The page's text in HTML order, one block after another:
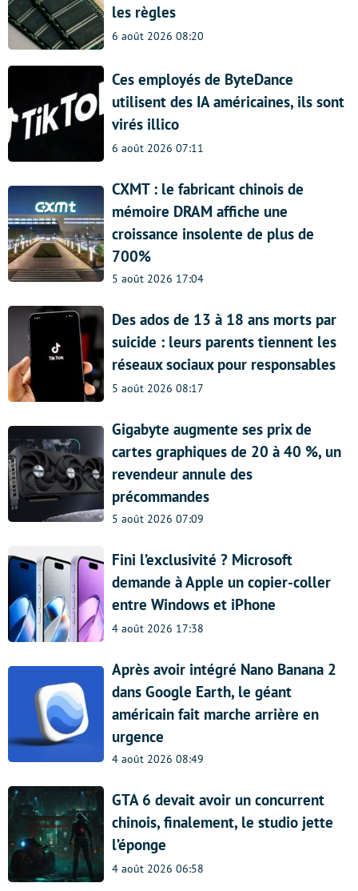
les règles
6 août 2026 08:20
Ces employés de ByteDance
utilisent des IA américaines, ils sont
virés illico
6 août 2026 07:11
CXMT : le fabricant chinois de
mémoire DRAM affiche une
croissance insolente de plus de
700%
5 août 2026 17:04
Des ados de 13 à 18 ans morts par
suicide : leurs parents tiennent les
réseaux sociaux pour responsables
5 août 2026 08:17
Gigabyte augmente ses prix de
cartes graphiques de 20 à 40 %, un
revendeur annule des
précommandes
5 août 2026 07:09
Fini l’exclusivité ? Microsoft
demande à Apple un copier-coller
entre Windows et iPhone
4 août 2026 17:38
Après avoir intégré Nano Banana 2
dans Google Earth, le géant
américain fait marche arrière en
urgence
4 août 2026 08:49
GTA 6 devait avoir un concurrent
chinois, finalement, le studio jette
l’éponge
4 août 2026 06:58